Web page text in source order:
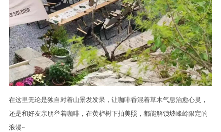
在这里无论是独自对着山景发发呆，让咖啡香混着草木气息治愈心灵，
还是和好友亲朋举着咖啡，在黄栌树下拍美照，都能解锁坡峰岭限定的
浪漫~